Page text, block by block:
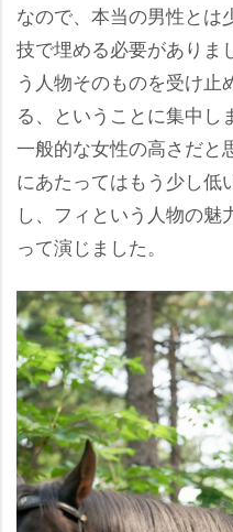
なので、本当の男性とは
技で埋める必要がありま
う人物そのものを受け止
る、ということに集中し
一般的な女性の高さだと
にあたってはもう少し低
し、フィという人物の魅
って演じました。